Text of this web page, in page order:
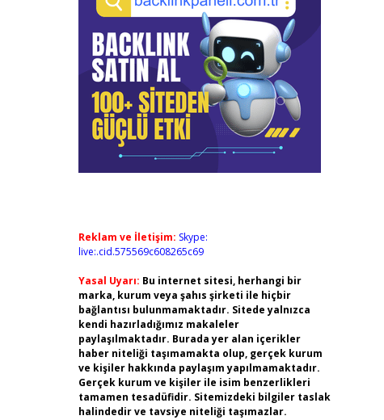
Reklam ve İletişim: Skype:
live:.cid.575569c608265c69
Yasal Uyarı: Bu internet sitesi, herhangi bir
marka, kurum veya şahıs şirketi ile hiçbir
bağlantısı bulunmamaktadır. Sitede yalnızca
kendi hazırladığımız makaleler
paylaşılmaktadır. Burada yer alan içerikler
haber niteliği taşımamakta olup, gerçek kurum
ve kişiler hakkında paylaşım yapılmamaktadır.
Gerçek kurum ve kişiler ile isim benzerlikleri
tamamen tesadüfidir. Sitemizdeki bilgiler taslak
halindedir ve tavsiye niteliği taşımazlar.